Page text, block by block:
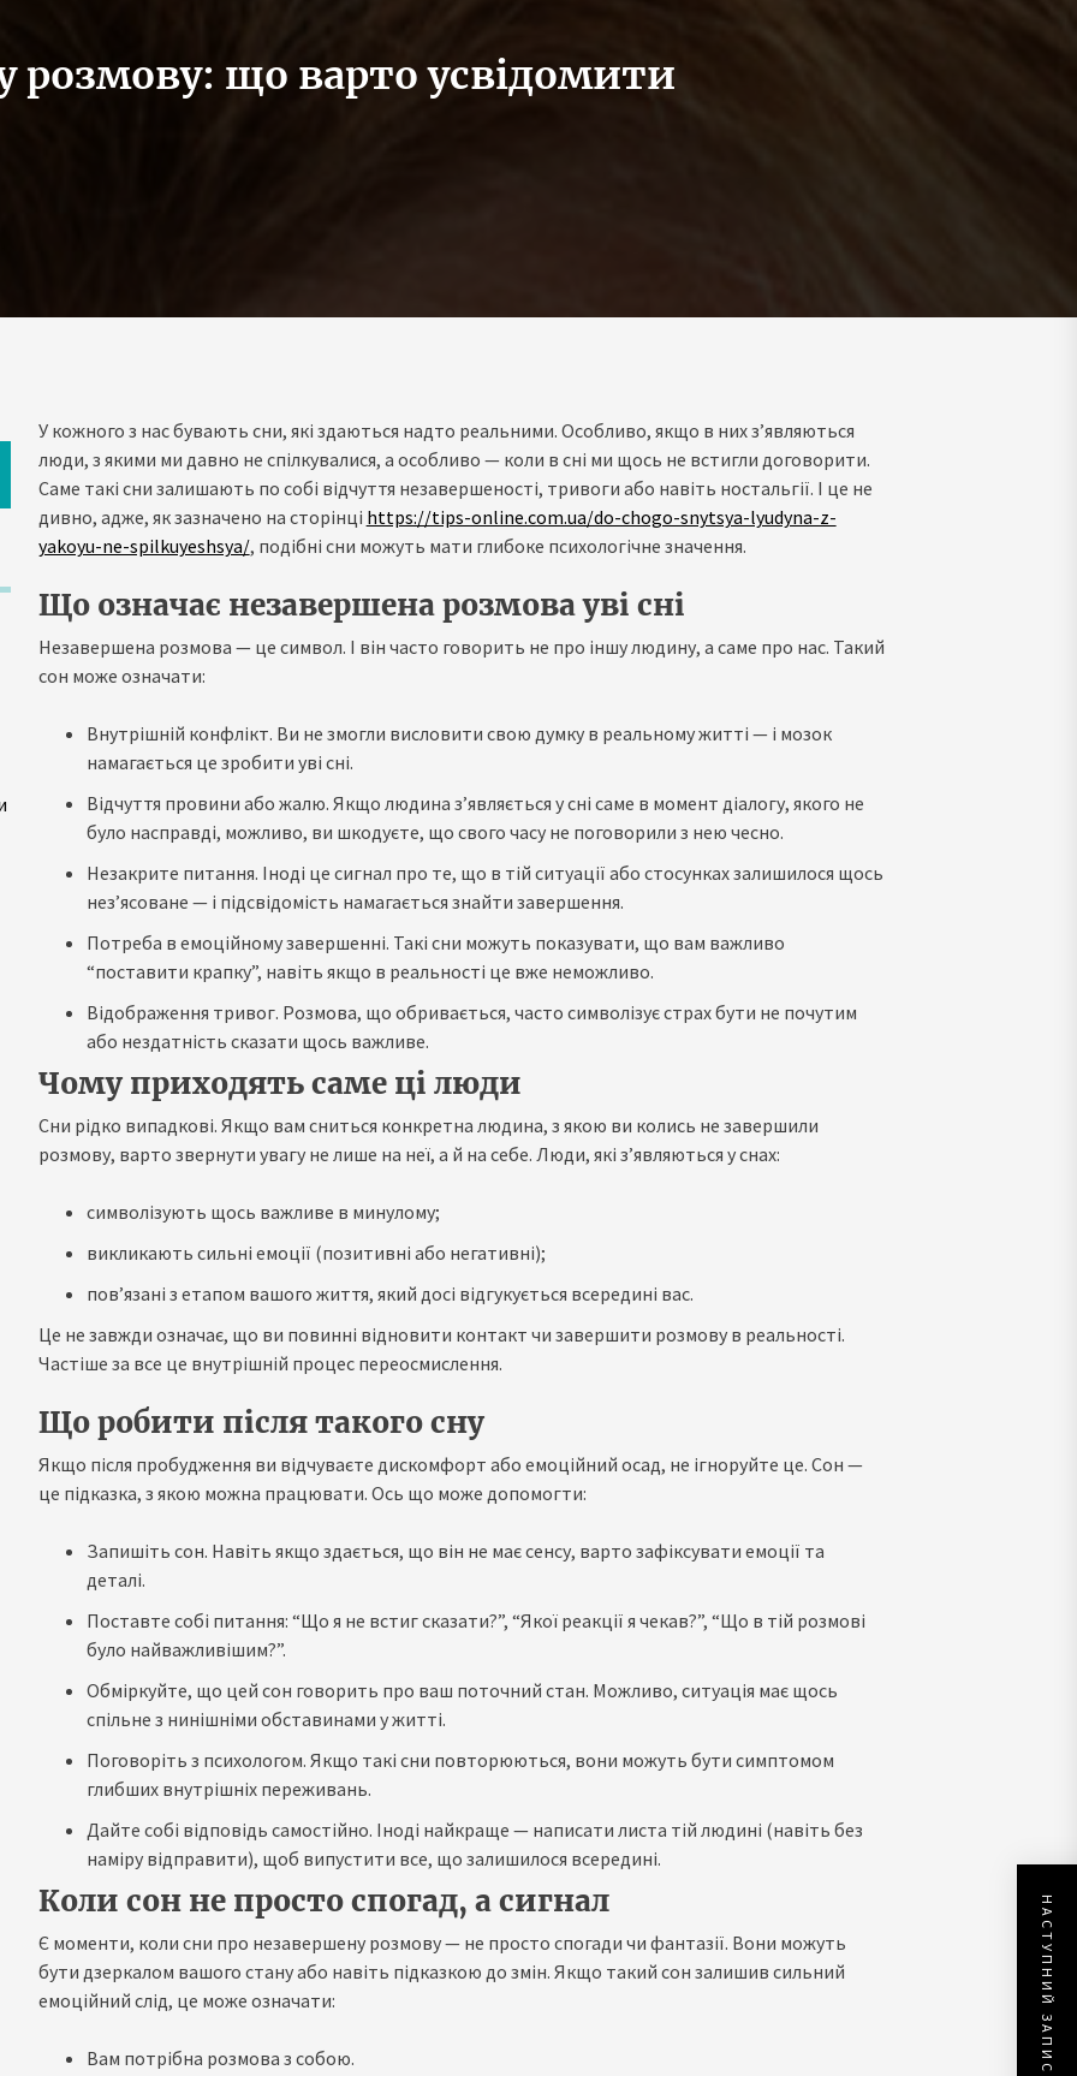
розмову: що варто усвідомити
У кожного з нас бувають сни, які здаються надто реальними. Особливо, якщо в них з’являються
люди, з якими ми давно не спілкувалися, а особливо — коли в сні ми щось не встигли договорити.
Саме такі сни залишають по собі відчуття незавершеності, тривоги або навіть ностальгії. І це не
дивно, адже, як зазначено на сторінці https://tips-online.com.ua/do-chogo-snytsya-lyudyna-z-
yakoyu-ne-spilkuyeshsya/, подібні сни можуть мати глибоке психологічне значення.
Що означає незавершена розмова уві сні
Незавершена розмова — це символ. І він часто говорить не про іншу людину, а саме про нас. Такий
сон може означати:
Внутрішній конфлікт. Ви не змогли висловити свою думку в реальному житті — і мозок
намагається це зробити уві сні.
Відчуття провини або жалю. Якщо людина з’являється у сні саме в момент діалогу, якого не
було насправді, можливо, ви шкодуєте, що свого часу не поговорили з нею чесно.
Незакрите питання. Іноді це сигнал про те, що в тій ситуації або стосунках залишилося щось
нез’ясоване — і підсвідомість намагається знайти завершення.
Потреба в емоційному завершенні. Такі сни можуть показувати, що вам важливо
“поставити крапку”, навіть якщо в реальності це вже неможливо.
Відображення тривог. Розмова, що обривається, часто символізує страх бути не почутим
або нездатність сказати щось важливе.
Чому приходять саме ці люди
Сни рідко випадкові. Якщо вам сниться конкретна людина, з якою ви колись не завершили
розмову, варто звернути увагу не лише на неї, а й на себе. Люди, які з’являються у снах:
символізують щось важливе в минулому;
викликають сильні емоції (позитивні або негативні);
пов’язані з етапом вашого життя, який досі відгукується всередині вас.
Це не завжди означає, що ви повинні відновити контакт чи завершити розмову в реальності.
Частіше за все це внутрішній процес переосмислення.
Що робити після такого сну
Якщо після пробудження ви відчуваєте дискомфорт або емоційний осад, не ігноруйте це. Сон —
це підказка, з якою можна працювати. Ось що може допомогти:
Запишіть сон. Навіть якщо здається, що він не має сенсу, варто зафіксувати емоції та
деталі.
Поставте собі питання: “Що я не встиг сказати?”, “Якої реакції я чекав?”, “Що в тій розмові
було найважливішим?”.
Обміркуйте, що цей сон говорить про ваш поточний стан. Можливо, ситуація має щось
спільне з нинішніми обставинами у житті.
Поговоріть з психологом. Якщо такі сни повторюються, вони можуть бути симптомом
глибших внутрішніх переживань.
Дайте собі відповідь самостійно. Іноді найкраще — написати листа тій людині (навіть без
наміру відправити), щоб випустити все, що залишилося всередині.
Коли сон не просто спогад, а сигнал
Є моменти, коли сни про незавершену розмову — не просто спогади чи фантазії. Вони можуть
бути дзеркалом вашого стану або навіть підказкою до змін. Якщо такий сон залишив сильний
емоційний слід, це може означати:
Вам потрібна розмова з собою.
НАСТУПНИЙ ЗАПИС